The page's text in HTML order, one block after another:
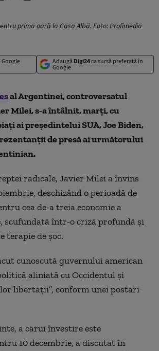
prima oară la Casa Albă. Foto: Profimedia
Google
Adaugă Digi24ca sursă preferată în
Google
al Argentinei, controversatul
Milei, s-a întâlnit, marţi, cu
ai preşedintelui SUA, Joe Biden,
de presă ai următorului
radicale, Javier Milei a învins
deschizând o perioadă de
cea de-a treia economie a
scufundată într-o criză profundă şi
terapie de şoc.
cunoscută guvernului american
aliniată cu Occidentul şi
libertăţii”, conform unei postări
a cărui învestire este
10 decembrie, a discutat în